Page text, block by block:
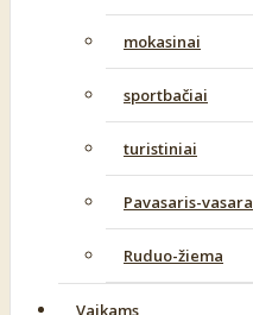
mokasinai
sportbačiai
turistiniai
Pavasaris-vasara
Ruduo-žiema
Vaikams